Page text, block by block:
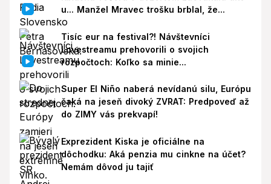
u... Manžel Mravec trošku brblal, že...
Tisíc eur na festival?! Návštevníci
Lovestreamu prehovorili o svojich
rozpočtoch: Koľko sa minie...
Super El Niño naberá nevídanú silu, Európu
čaká na jeseň divoký ZVRAT: Predpoveď až
do ZIMY vás prekvapí!
Exprezident Kiska je oficiálne na
dôchodku: Aká penzia mu cinkne na účet?
Nemám dôvod ju tajiť